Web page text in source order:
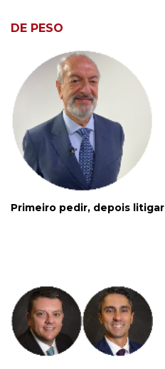
DE PESO
Primeiro pedir, depois litigar